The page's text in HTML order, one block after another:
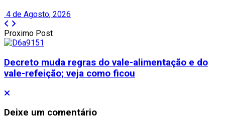
4 de Agosto, 2026
Proximo Post
Decreto muda regras do vale-alimentação e do
vale-refeição; veja como ficou
Deixe um comentário